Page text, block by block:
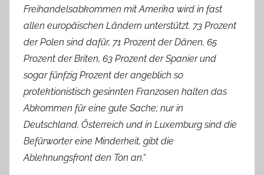
Freihandelsabkommen mit Amerika wird in fast
allen europäischen Ländern unterstützt. 73 Prozent
der Polen sind dafür, 71 Prozent der Dänen, 65
Prozent der Briten, 63 Prozent der Spanier und
sogar fünfzig Prozent der angeblich so
protektionistisch gesinnten Franzosen halten das
Abkommen für eine gute Sache; nur in
Deutschland, Österreich und in Luxemburg sind die
Befürworter eine Minderheit, gibt die
Ablehnungsfront den Ton an.“